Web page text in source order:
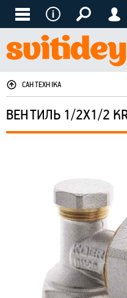
САНТЕХНІКА
ВЕНТИЛЬ 1/2X1/2